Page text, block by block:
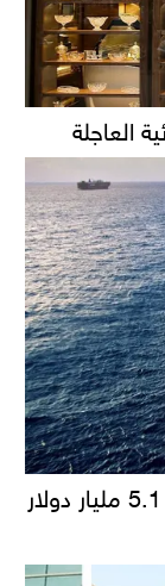
العاجلة
قفزة في صادرات الصناعات الغذائية: 5.1 مليار دولار